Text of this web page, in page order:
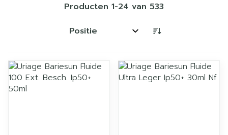
Producten 1-24 van 533
Sorteer op: